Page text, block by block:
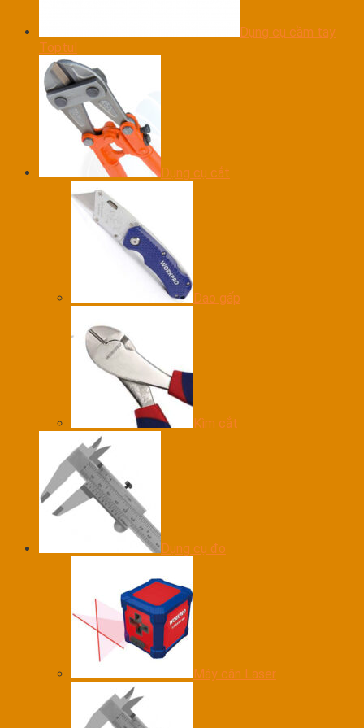
Dụng cụ cầm tay
Toptul
Dụng cụ cắt
Dao gấp
Kìm cắt
Dụng cụ đo
Máy cân Laser